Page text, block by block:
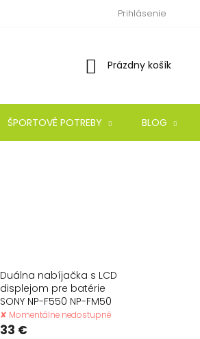
Prihlásenie
Nákupný
Prázdny košík
ŠPORTOVÉ POTREBY BLOG
Duálna nabíjačka s LCD
displejom pre batérie
SONY NP-F550 NP-FM50
✘ Momentálne nedostupné
33 €